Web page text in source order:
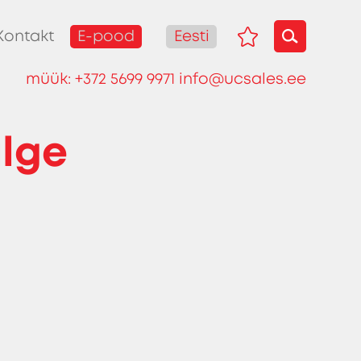
E-pood Eesti
müük: +372 5699 9971 info@ucsales.ee